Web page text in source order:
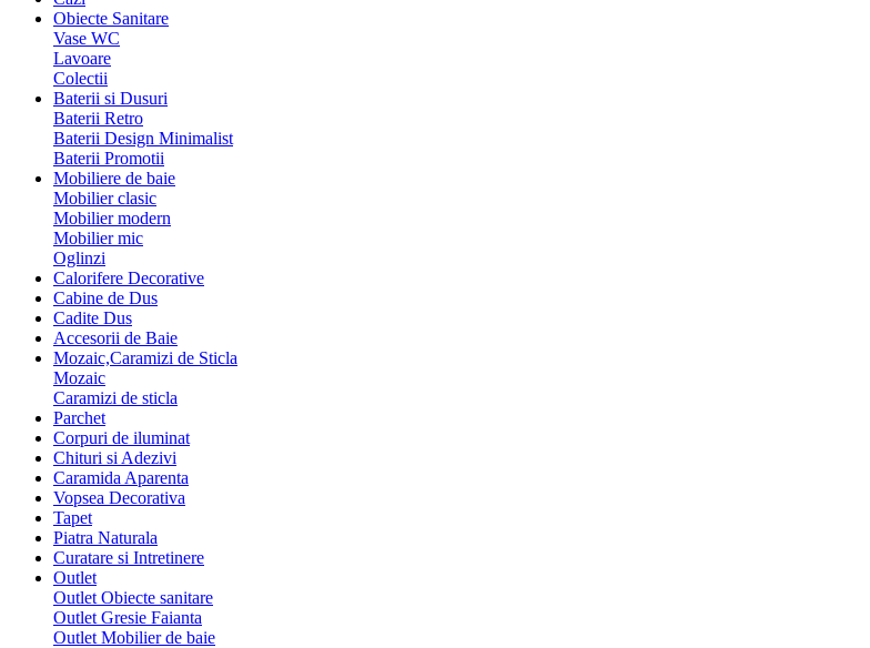
Obiecte Sanitare
Vase WC
Lavoare
Colectii
Baterii si Dusuri
Baterii Retro
Baterii Design Minimalist
Baterii Promotii
Mobiliere de baie
Mobilier clasic
Mobilier modern
Mobilier mic
Oglinzi
Calorifere Decorative
Cabine de Dus
Cadite Dus
Accesorii de Baie
Mozaic,Caramizi de Sticla
Mozaic
Caramizi de sticla
Parchet
Corpuri de iluminat
Chituri si Adezivi
Caramida Aparenta
Vopsea Decorativa
Tapet
Piatra Naturala
Curatare si Intretinere
Outlet
Outlet Obiecte sanitare
Outlet Gresie Faianta
Outlet Mobilier de baie